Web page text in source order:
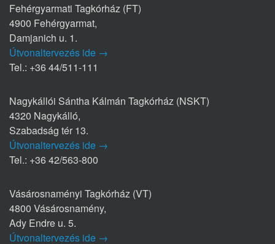
Fehérgyarmati Tagkórház (FT)
4900 Fehérgyarmat,
Damjanich u. 1.
Útvonaltervezés ide →
Tel.: +36 44/511-111
Nagykállói Sántha Kálmán Tagkórház (NSKT)
4320 Nagykálló,
Szabadság tér 13.
Útvonaltervezés ide →
Tel.: +36 42/563-800
Vásárosnaményi Tagkórház (VT)
4800 Vásárosnamény,
Ady Endre u. 5.
Útvonaltervezés ide →